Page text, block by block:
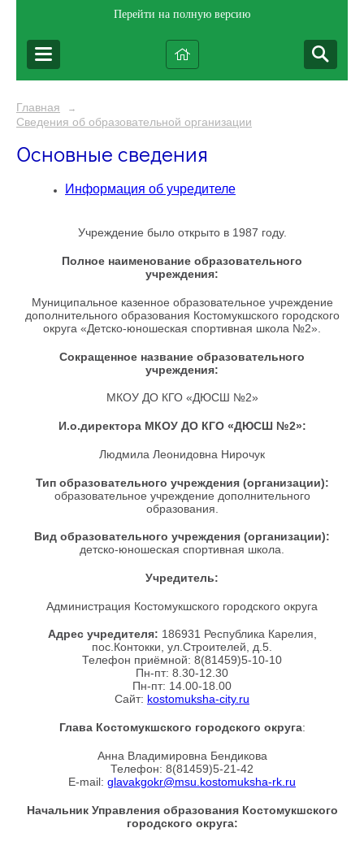
Перейти на полную версию
Главная →
Сведения об образовательной организации
Основные сведения
Информация об учредителе
Учреждение было открыто в 1987 году.
Полное наименование образовательного
учреждения:
Муниципальное казенное образовательное учреждение
дополнительного образования Костомукшского городского
округа «Детско-юношеская спортивная школа №2».
Сокращенное название образовательного
учреждения:
МКОУ ДО КГО «ДЮСШ №2»
И.о.директора МКОУ ДО КГО «ДЮСШ №2»:
Людмила Леонидовна Нирочук
Тип образовательного учреждения (организации):
образовательное учреждение дополнительного
образования.
Вид образовательного учреждения (организации):
детско-юношеская спортивная школа.
Учредитель:
Администрация Костомукшского городского округа
Адрес учредителя: 186931 Республика Карелия,
пос.Контокки, ул.Строителей, д.5.
Телефон приёмной: 8(81459)5-10-10
Пн-пт: 8.30-12.30
Пн-пт: 14.00-18.00
Сайт: kostomuksha-city.ru
Глава Костомукшского городского округа:
Анна Владимировна Бендикова
Телефон: 8(81459)5-21-42
E-mail: glavakgokr@msu.kostomuksha-rk.ru
Начальник Управления образования Костомукшского
городского округа: